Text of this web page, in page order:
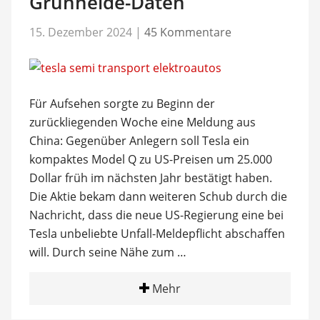
15. Dezember 2024 | 45 Kommentare
Für Aufsehen sorgte zu Beginn der
zurückliegenden Woche eine Meldung aus
China: Gegenüber Anlegern soll Tesla ein
kompaktes Model Q zu US-Preisen um 25.000
Dollar früh im nächsten Jahr bestätigt haben.
Die Aktie bekam dann weiteren Schub durch die
Nachricht, dass die neue US-Regierung eine bei
Tesla unbeliebte Unfall-Meldepflicht abschaffen
will. Durch seine Nähe zum …
Mehr